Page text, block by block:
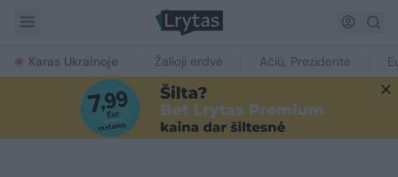
Karas Ukrainoje Žalioji erdvė Ačiū, Prezidente